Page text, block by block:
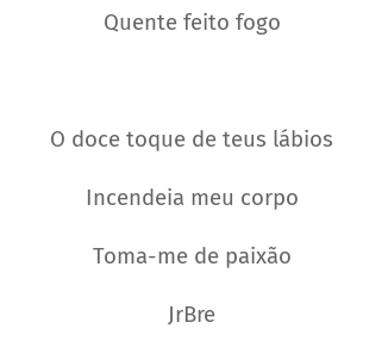
Quente feito fogo
O doce toque de teus lábios
Incendeia meu corpo
Toma-me de paixão
JrBre